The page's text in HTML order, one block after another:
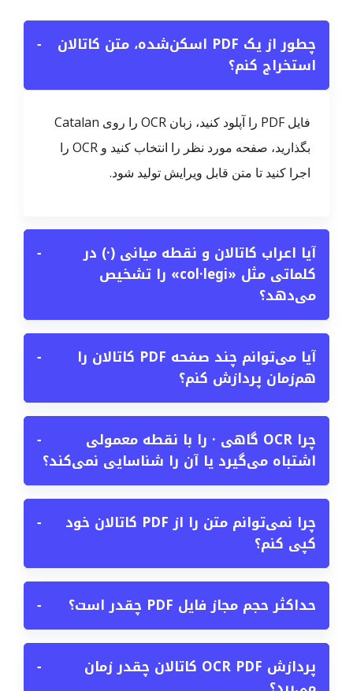
چطور از یک PDF اسکن‌شده، متن کاتالان
استخراج کنم؟
−
فایل PDF را آپلود کنید، زبان OCR را روی Catalan
بگذارید، صفحه مورد نظر را انتخاب کنید و OCR را
اجرا کنید تا متن قابل ویرایش تولید شود.
آیا اعراب کاتالان و نقطه میانی (·) در
کلماتی مثل «col·legi» را تشخیص
می‌دهد؟
−
آیا می‌توانم چند صفحه PDF کاتالان را
هم‌زمان پردازش کنم؟
−
چرا OCR گاهی · را با نقطه معمولی
اشتباه می‌گیرد یا آن را شناسایی نمی‌کند؟
−
چرا نمی‌توانم متن را از PDF کاتالان خود
کپی کنم؟
−
حداکثر حجم مجاز فایل PDF چقدر است؟ −
پردازش OCR PDF کاتالان چقدر زمان
−